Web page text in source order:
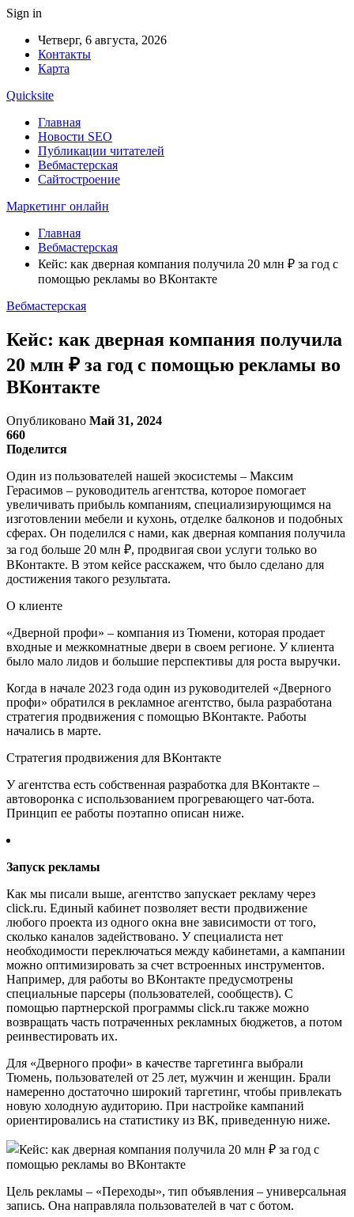
Sign in
Четверг, 6 августа, 2026
Контакты
Карта
Quicksite
Главная
Новости SEO
Публикации читателей
Вебмастерская
Сайтостроение
Маркетинг онлайн
Главная
Вебмастерская
Кейс: как дверная компания получила 20 млн ₽ за год с
помощью рекламы во ВКонтакте
Вебмастерская
Кейс: как дверная компания получила
20 млн ₽ за год с помощью рекламы во
ВКонтакте
Опубликовано Май 31, 2024
660
Поделится
Один из пользователей нашей экосистемы – Максим
Герасимов – руководитель агентства, которое помогает
увеличивать прибыль компаниям, специализирующимся на
изготовлении мебели и кухонь, отделке балконов и подобных
сферах. Он поделился с нами, как дверная компания получила
за год больше 20 млн ₽, продвигая свои услуги только во
ВКонтакте. В этом кейсе расскажем, что было сделано для
достижения такого результата.
О клиенте
«Дверной профи» – компания из Тюмени, которая продает
входные и межкомнатные двери в своем регионе. У клиента
было мало лидов и большие перспективы для роста выручки.
Когда в начале 2023 года один из руководителей «Дверного
профи» обратился в рекламное агентство, была разработана
стратегия продвижения с помощью ВКонтакте. Работы
начались в марте.
Стратегия продвижения для ВКонтакте
У агентства есть собственная разработка для ВКонтакте –
автоворонка с использованием прогревающего чат-бота.
Принцип ее работы поэтапно описан ниже.
Запуск рекламы
Как мы писали выше, агентство запускает рекламу через
click.ru. Единый кабинет позволяет вести продвижение
любого проекта из одного окна вне зависимости от того,
сколько каналов задействовано. У специалиста нет
необходимости переключаться между кабинетами, а кампании
можно оптимизировать за счет встроенных инструментов.
Например, для работы во ВКонтакте предусмотрены
специальные парсеры (пользователей, сообществ). С
помощью партнерской программы click.ru также можно
возвращать часть потраченных рекламных бюджетов, а потом
реинвестировать их.
Для «Дверного профи» в качестве таргетинга выбрали
Тюмень, пользователей от 25 лет, мужчин и женщин. Брали
намеренно достаточно широкий таргетинг, чтобы привлекать
новую холодную аудиторию. При настройке кампаний
ориентировались на статистику из ВК, приведенную ниже.
Цель рекламы – «Переходы», тип объявления – универсальная
запись. Она направляла пользователей в чат с ботом.